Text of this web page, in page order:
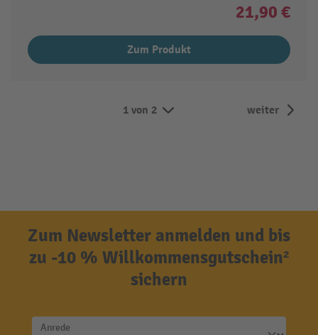
21,90 €
Zum Produkt
1 von 2 weiter
Zum Newsletter anmelden und bis
zu -10 % Willkommensgutschein²
sichern
Anrede